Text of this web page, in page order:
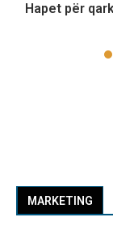
Hapet për
MARKETING